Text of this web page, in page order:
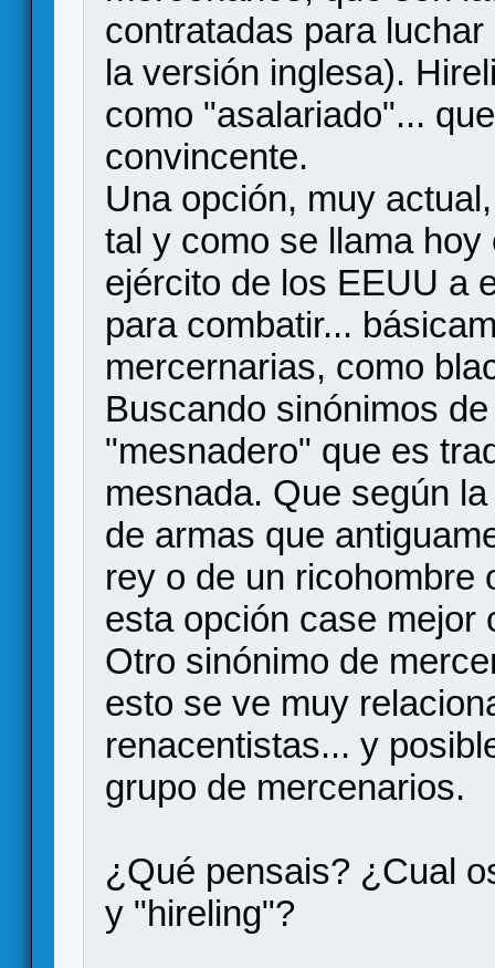
contratadas para
la versión inglesa).
como "asalariado"...
convincente.
Una opción, muy
tal y como se llama
ejército de los EEUU a
para combatir...
mercernarias, como
Buscando sinónimos
"mesnadero" que es
mesnada. Que según
de armas que
rey o de un ricohombre
esta opción case mejor
Otro sinónimo de
esto se ve muy
renacentistas... y
grupo de mercenarios.
¿Qué pensais? ¿Cual
y "hireling"?